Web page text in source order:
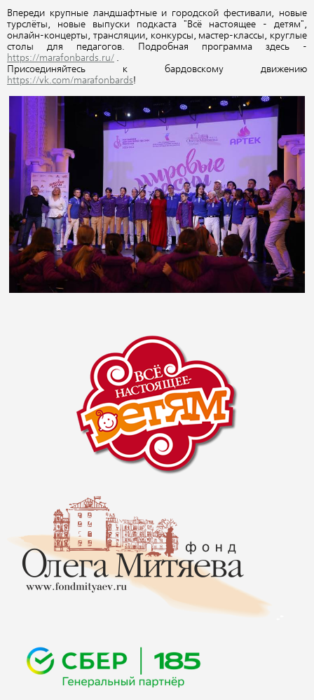
Впереди крупные ландшафтные и городской фестивали, новые
турслёты, новые выпуски подкаста "Всё настоящее - детям",
онлайн-концерты, трансляции, конкурсы, мастер-классы, круглые
столы для педагогов. Подробная программа здесь -
https://marafonbards.ru/
Присоединяйтесь к бардовскому движению
https://vk.com/marafonbards!